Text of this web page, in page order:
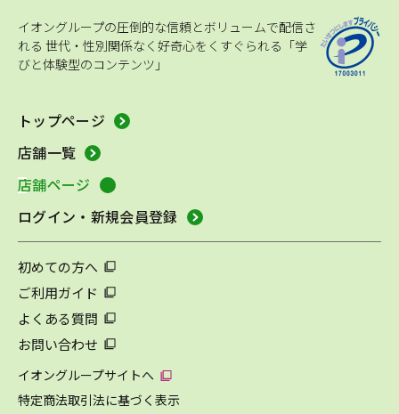
イオングループの圧倒的な信頼とボリュームで配信さ
れる 世代・性別関係なく好奇心をくすぐられる「学
びと体験型のコンテンツ」
トップページ
店舗一覧
店舗ページ
ログイン・新規会員登録
初めての方へ
ご利用ガイド
よくある質問
お問い合わせ
イオングループサイトへ
特定商法取引法に基づく表示